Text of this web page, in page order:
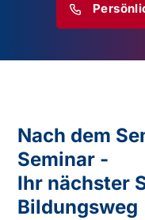
Nach dem
Seminar -
Ihr nächster
Bildungsweg